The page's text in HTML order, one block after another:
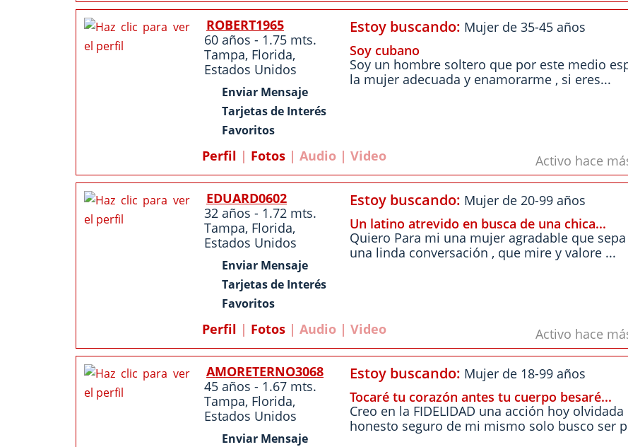
ROBERT1965
60 años - 1.75 mts.
Tampa, Florida,
Estados Unidos
Enviar Mensaje
Tarjetas de Interés
Favoritos
Estoy buscando: Mujer de 35-45 años
Soy cubano
Soy un hombre soltero que por este medio
la mujer adecuada y enamorarme , si eres...
Perfil | Fotos | Audio | Video Activo hace
EDUARD0602
32 años - 1.72 mts.
Tampa, Florida,
Estados Unidos
Enviar Mensaje
Tarjetas de Interés
Favoritos
Estoy buscando: Mujer de 20-99 años
Un latino atrevido en busca de una chica...
Quiero Para mi una mujer agradable que
una linda conversación , que mire y valore ...
Perfil | Fotos | Audio | Video Activo hace
AMORETERNO3068
45 años - 1.67 mts.
Tampa, Florida,
Estados Unidos
Enviar Mensaje
Estoy buscando: Mujer de 18-99 años
Tocaré tu corazón antes tu cuerpo besaré...
Creo en la FIDELIDAD una acción hoy
honesto seguro de mi mismo solo busco ser